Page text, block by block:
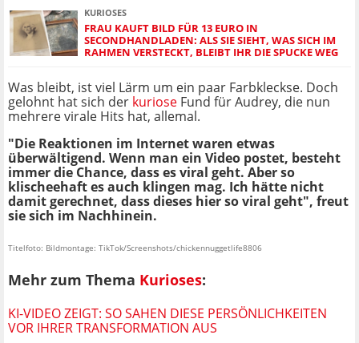
KURIOSES
FRAU KAUFT BILD FÜR 13 EURO IN
SECONDHANDLADEN: ALS SIE SIEHT, WAS SICH IM
RAHMEN VERSTECKT, BLEIBT IHR DIE SPUCKE WEG
Was bleibt, ist viel Lärm um ein paar Farbkleckse. Doch
gelohnt hat sich der kuriose Fund für Audrey, die nun
mehrere virale Hits hat, allemal.
"Die Reaktionen im Internet waren etwas
überwältigend. Wenn man ein Video postet, besteht
immer die Chance, dass es viral geht. Aber so
klischeehaft es auch klingen mag. Ich hätte nicht
damit gerechnet, dass dieses hier so viral geht", freut
sie sich im Nachhinein.
Titelfoto: Bildmontage: TikTok/Screenshots/chickennuggetlife8806
Mehr zum Thema Kurioses:
KI-VIDEO ZEIGT: SO SAHEN DIESE PERSÖNLICHKEITEN
VOR IHRER TRANSFORMATION AUS